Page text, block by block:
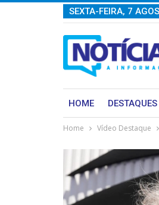
SEXTA-FEIRA, 7
HOME DESTAQUES
Home Vídeo Destaque